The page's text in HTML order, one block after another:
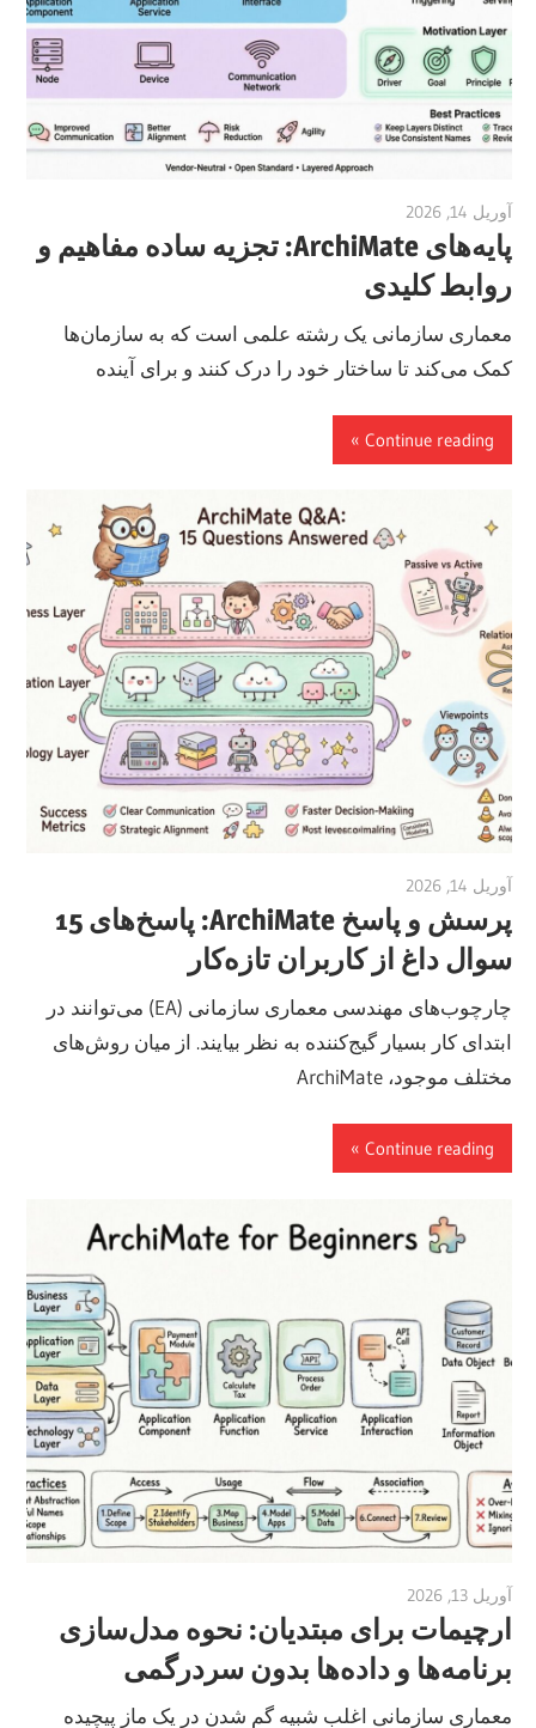
آوریل 14, 2026
پایه‌های ArchiMate: تجزیه ساده مفاهیم و
روابط کلیدی
معماری سازمانی یک رشته علمی است که به سازمان‌ها
کمک می‌کند تا ساختار خود را درک کنند و برای آینده
Continue reading
آوریل 14, 2026
پرسش و پاسخ ArchiMate: پاسخ‌های 15
سوال داغ از کاربران تازه‌کار
چارچوب‌های مهندسی معماری سازمانی (EA) می‌توانند در
ابتدای کار بسیار گیج‌کننده به نظر بیایند. از میان روش‌های
مختلف موجود، ArchiMate
Continue reading
آوریل 13, 2026
ارچیمات برای مبتدیان: نحوه مدل‌سازی
برنامه‌ها و داده‌ها بدون سردرگمی
معماری سازمانی اغلب شبیه گم شدن در یک ماز پیچیده